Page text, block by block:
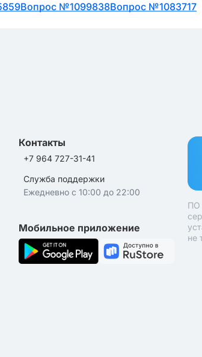
Вопрос №1099838Вопрос №1083717
Контакты
+7 964 727-31-41
Служба поддержки
Ежедневно с 10:00 до 22:00
Мобильное приложение
ПО
не